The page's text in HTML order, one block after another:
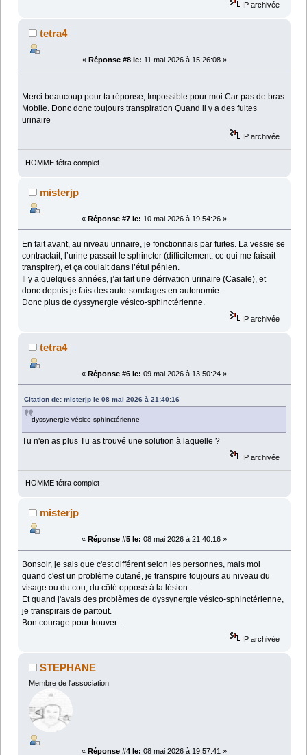
IP archivée
tetra4
« Réponse #8 le: 11 mai 2026 à 15:26:08 »
Merci beaucoup pour ta réponse, Impossible pour moi Car pas de bras
Mobile. Donc donc toujours transpiration Quand il y a des fuites
urinaire
IP archivée
HOMME tétra complet
misterjp
« Réponse #7 le: 10 mai 2026 à 19:54:26 »
En fait avant, au niveau urinaire, je fonctionnais par fuites. La vessie se
contractait, l’urine passait le sphincter (difficilement, ce qui me faisait
transpirer), et ça coulait dans l’étui pénien.
Il y a quelques années, j’ai fait une dérivation urinaire (Casale), et
donc depuis je fais des auto-sondages en autonomie.
Donc plus de dyssynergie vésico-sphinctérienne.
IP archivée
tetra4
« Réponse #6 le: 09 mai 2026 à 13:50:24 »
Citation de: misterjp le 08 mai 2026 à 21:40:16
dyssynergie vésico-sphinctérienne
Tu n'en as plus Tu as trouvé une solution à laquelle ?
IP archivée
HOMME tétra complet
misterjp
« Réponse #5 le: 08 mai 2026 à 21:40:16 »
Bonsoir, je sais que c'est différent selon les personnes, mais moi
quand c'est un problème cutané, je transpire toujours au niveau du
visage ou du cou, du côté opposé à la lésion.
Et quand j'avais des problèmes de dyssynergie vésico-sphinctérienne,
je transpirais de partout.
Bon courage pour trouver…
IP archivée
STEPHANE
Membre de l'association
« Réponse #4 le: 08 mai 2026 à 19:57:41 »